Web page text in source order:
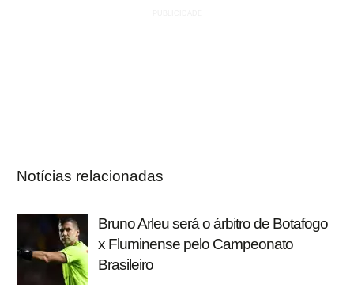
Notícias relacionadas
Bruno Arleu será o árbitro de Botafogo
x Fluminense pelo Campeonato
Brasileiro